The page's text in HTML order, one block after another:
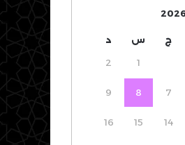
ج س د
1
2
7
8
9
14
15
16